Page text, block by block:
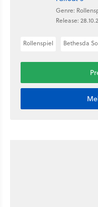
Genre:
Release:
Rollenspiel Bethesda